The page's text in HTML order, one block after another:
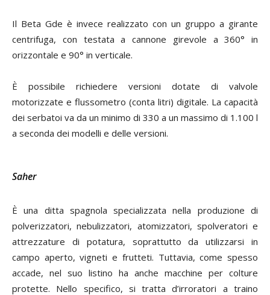
Il Beta Gde è invece realizzato con un gruppo a girante
centrifuga, con testata a cannone girevole a 360° in
orizzontale e 90° in verticale.
È possibile richiedere versioni dotate di valvole
motorizzate e flussometro (conta litri) digitale. La capacità
dei serbatoi va da un minimo di 330 a un massimo di 1.100 l
a seconda dei modelli e delle versioni.
Saher
È una ditta spagnola specializzata nella produzione di
polverizzatori, nebulizzatori, atomizzatori, spolveratori e
attrezzature di potatura, soprattutto da utilizzarsi in
campo aperto, vigneti e frutteti. Tuttavia, come spesso
accade, nel suo listino ha anche macchine per colture
protette. Nello specifico, si tratta d’irroratori a traino